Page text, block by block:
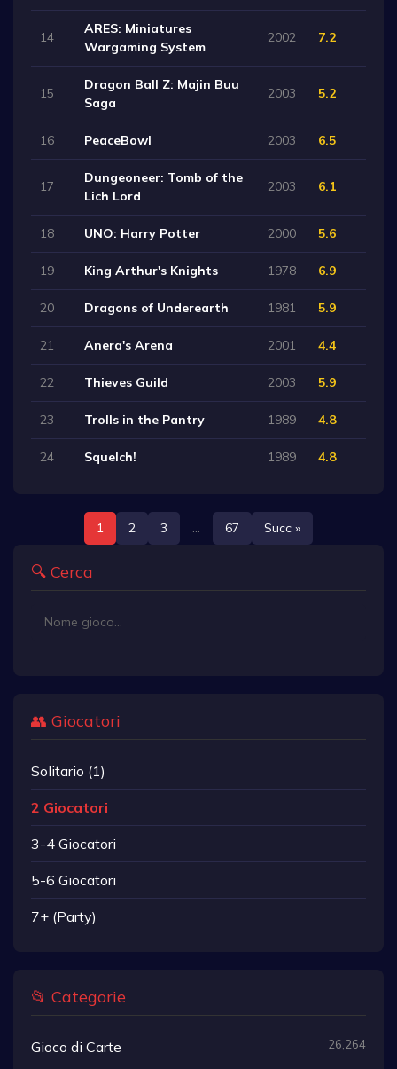
14
ARES: Miniatures
Wargaming System
2002 7.2
15
Dragon Ball Z: Majin Buu
Saga
2003 5.2
16 PeaceBowl 2003 6.5
17
Dungeoneer: Tomb of the
Lich Lord
2003 6.1
18 UNO: Harry Potter 2000 5.6
19 King Arthur's Knights 1978 6.9
20 Dragons of Underearth 1981 5.9
21 Anera's Arena 2001 4.4
22 Thieves Guild 2003 5.9
23 Trolls in the Pantry 1989 4.8
24 Squelch! 1989 4.8
1 2 3 67 Succ »
🔍 Cerca
👥 Giocatori
Solitario (1)
2 Giocatori
3-4 Giocatori
5-6 Giocatori
7+ (Party)
📂 Categorie
Gioco di Carte 26,264